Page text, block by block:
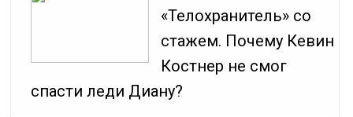
«Телохранитель» со
стажем. Почему Кевин
Костнер не смог
спасти леди Диану?